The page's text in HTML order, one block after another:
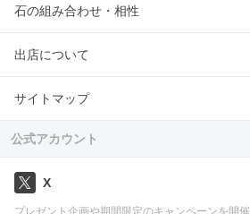
石の組み合わせ・相性
出店について
サイトマップ
公式アカウント
X
プレゼント企画や期間限定のキャンペーンを開催